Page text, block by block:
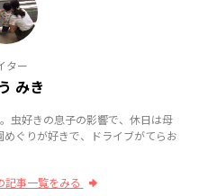
ター
みき
虫好きの息子の影響で、休日は母
ぐりが好きで、ドライブがてらお
記事一覧をみる